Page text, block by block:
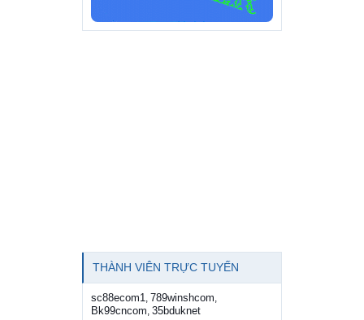
THÀNH VIÊN TRỰC TUYẾN
sc88ecom1 789winshcom
Bk99cncom 35bduknet